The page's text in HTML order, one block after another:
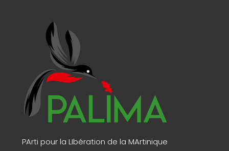
PArti pour la LIbération de la MArtinique